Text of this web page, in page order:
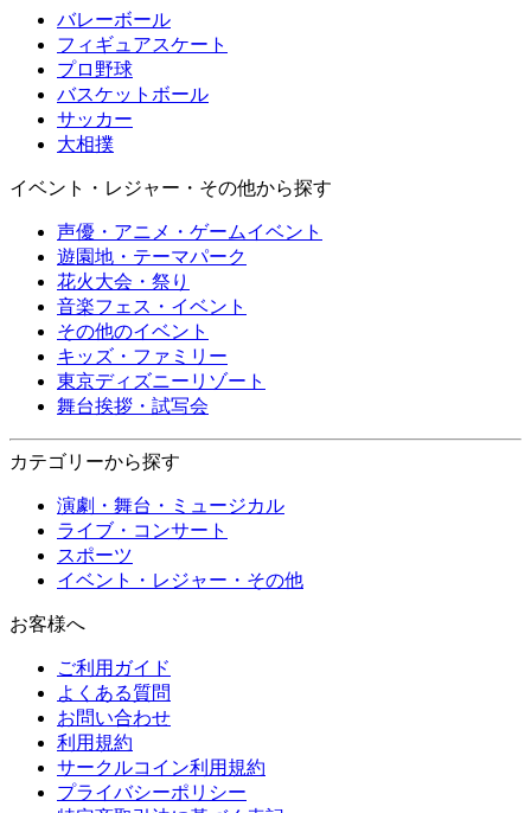
バレーボール
フィギュアスケート
プロ野球
バスケットボール
サッカー
大相撲
イベント・レジャー・その他から探す
声優・アニメ・ゲームイベント
遊園地・テーマパーク
花火大会・祭り
音楽フェス・イベント
その他のイベント
キッズ・ファミリー
東京ディズニーリゾート
舞台挨拶・試写会
カテゴリーから探す
演劇・舞台・ミュージカル
ライブ・コンサート
スポーツ
イベント・レジャー・その他
お客様へ
ご利用ガイド
よくある質問
お問い合わせ
利用規約
サークルコイン利用規約
プライバシーポリシー